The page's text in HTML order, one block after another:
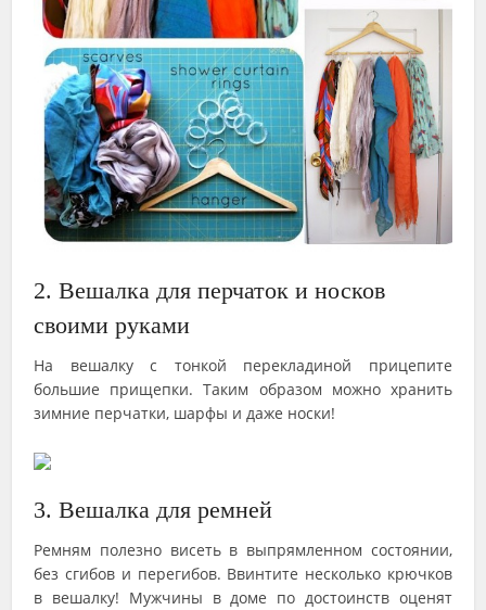
2. Вешалка для перчаток и носков
своими руками
На вешалку с тонкой перекладиной прицепите
большие прищепки. Таким образом можно хранить
зимние перчатки, шарфы и даже носки!
3. Вешалка для ремней
Ремням полезно висеть в выпрямленном состоянии,
без сгибов и перегибов. Ввинтите несколько крючков
в вешалку! Мужчины в доме по достоинств оценят